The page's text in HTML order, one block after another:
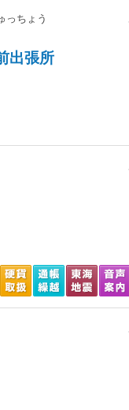
っちょう
出張所